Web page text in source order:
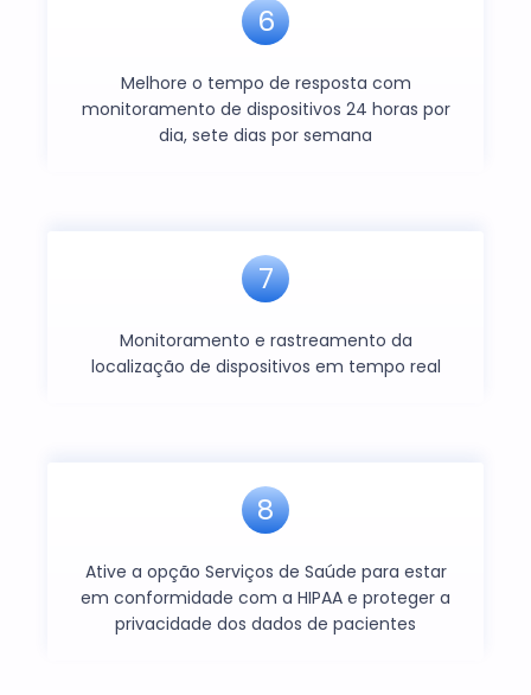
6
Melhore o tempo de resposta com
monitoramento de dispositivos 24 horas por
dia, sete dias por semana
7
Monitoramento e rastreamento da
localização de dispositivos em tempo real
8
Ative a opção Serviços de Saúde para estar
em conformidade com a HIPAA e proteger a
privacidade dos dados de pacientes